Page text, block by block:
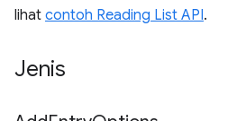
lihat contoh Reading List API.
Jenis